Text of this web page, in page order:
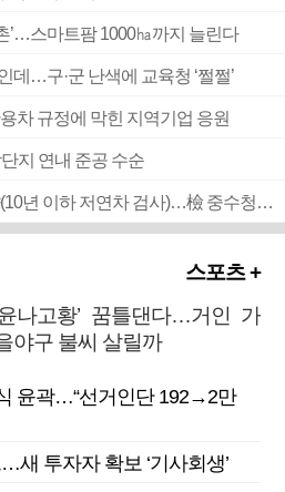
’…스마트팜 1000㏊까지 늘린다
데…구·군 난색에 교육청 ‘쩔쩔’
차 규정에 막힌 지역기업 응원
지 연내 준공 수순
■ 검사 신분 버리고 직급하향(10년 이하 저연차 검사)…檢 중수청행 기피
스포츠 +
윤나고황’ 꿈틀댄다…거인 가
야구 불씨 살릴까
윤곽…“선거인단 192→2만
새 투자자 확보 ‘기사회생’